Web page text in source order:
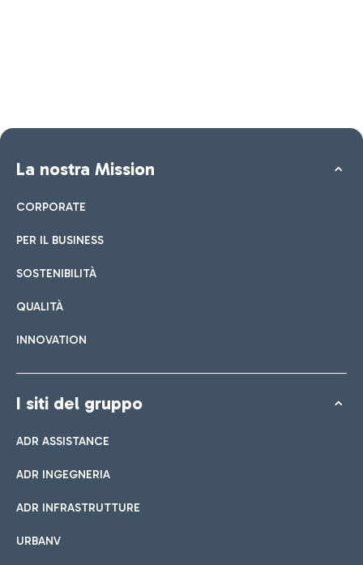
La nostra Mission
CORPORATE
PER IL BUSINESS
SOSTENIBILITÀ
QUALITÀ
INNOVATION
I siti del gruppo
ADR ASSISTANCE
ADR INGEGNERIA
ADR INFRASTRUTTURE
URBANV